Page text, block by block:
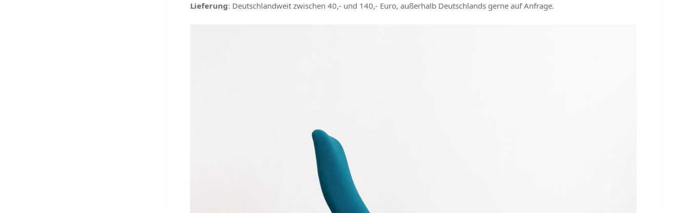
Lieferung: Deutschlandweit zwischen 40,- und 140,- Euro, außerhalb Deutschlands gerne auf Anfrage.